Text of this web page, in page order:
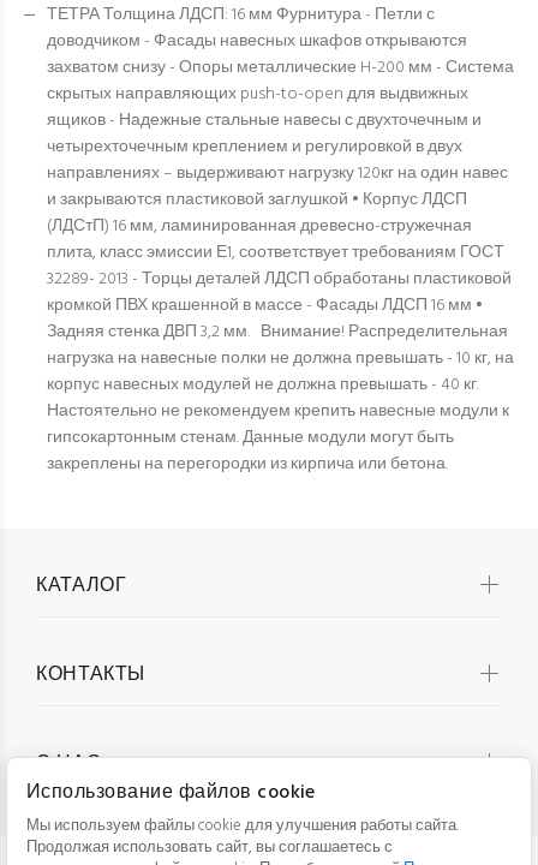
ТЕТРА Толщина ЛДСП: 16 мм Фурнитура - Петли с
доводчиком - Фасады навесных шкафов открываются
захватом снизу - Опоры металлические H-200 мм - Система
скрытых направляющих push-to-open для выдвижных
ящиков - Надежные стальные навесы с двухточечным и
четырехточечным креплением и регулировкой в двух
направлениях – выдерживают нагрузку 120кг на один навес
и закрываются пластиковой заглушкой • Корпус ЛДСП
(ЛДСтП) 16 мм, ламинированная древесно-стружечная
плита, класс эмиссии Е1, соответствует требованиям ГОСТ
32289- 2013 - Торцы деталей ЛДСП обработаны пластиковой
кромкой ПВХ крашенной в массе - Фасады ЛДСП 16 мм •
Задняя стенка ДВП 3,2 мм. Внимание! Распределительная
нагрузка на навесные полки не должна превышать - 10 кг, на
корпус навесных модулей не должна превышать - 40 кг.
Настоятельно не рекомендуем крепить навесные модули к
гипсокартонным стенам. Данные модули могут быть
закреплены на перегородки из кирпича или бетона.
КАТАЛОГ
КОНТАКТЫ
О НАС
Использование файлов cookie
Мы используем файлы cookie для улучшения работы сайта.
Продолжая использовать сайт, вы соглашаетесь с